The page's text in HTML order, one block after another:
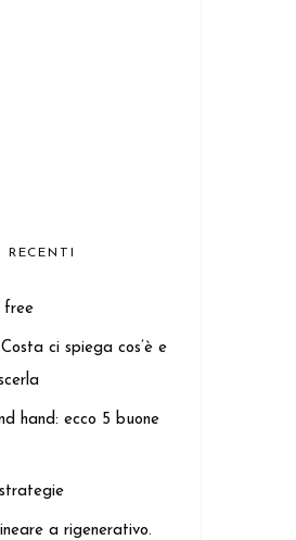
free
ci spiega cos’è e
hand: ecco 5 buone
a rigenerativo.